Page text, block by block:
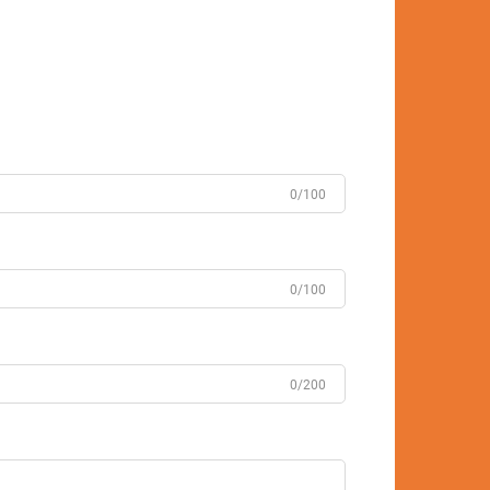
0/100
0/100
0/200